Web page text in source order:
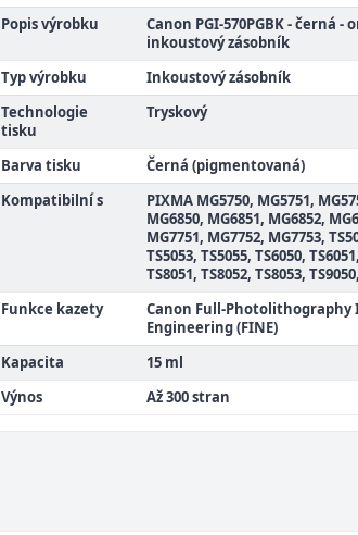
Popis výrobku
Canon PGI-570PGBK - černá -
inkoustový zásobník
Typ výrobku
Inkoustový zásobník
Technologie
tisku
Tryskový
Barva tisku
Černá (pigmentovaná)
Kompatibilní s
PIXMA MG5750, MG5751,
MG6850, MG6851, MG6852,
MG7751, MG7752, MG7753,
TS5053, TS5055, TS6050,
TS8051, TS8052, TS8053,
Funkce kazety
Canon Full-Photolithography
Engineering (FINE)
Kapacita
15 ml
Výnos
Až 300 stran